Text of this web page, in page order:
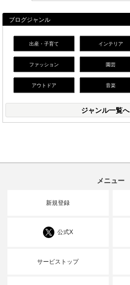
ブログジャンル
出産・子育て インテリア
ファッション 園芸
アウトドア 音楽
ジャンル一覧へ
メニュー
新規登録
公式X
サービストップ